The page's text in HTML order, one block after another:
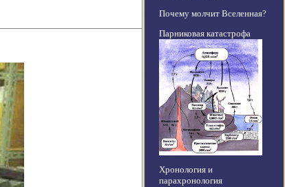
Почему молчит Вселенная?
Парниковая катастрофа
Хронология и
парахронология